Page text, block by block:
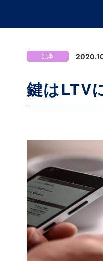
記事
鍵はLTV